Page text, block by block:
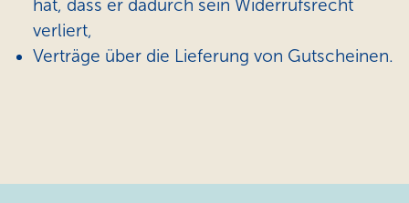
hat, dass er dadurch sein Widerrufsrecht
verliert,
Verträge über die Lieferung von Gutscheinen.